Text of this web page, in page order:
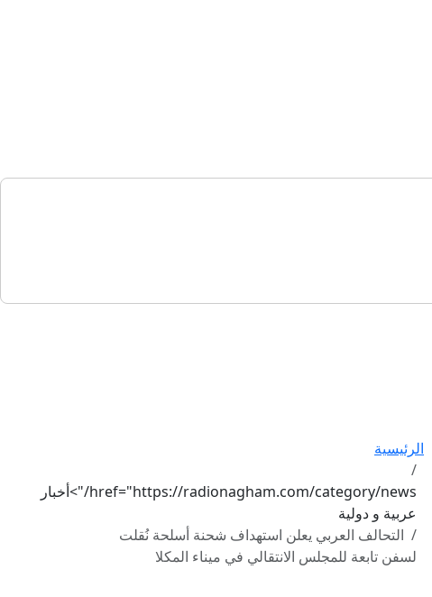
الرئيسية
href="https://radionagham.com/category/news/">أخبار
عربية و دولية
التحالف العربي يعلن استهداف شحنة أسلحة نُقلت
لسفن تابعة للمجلس الانتقالي في ميناء المكلا